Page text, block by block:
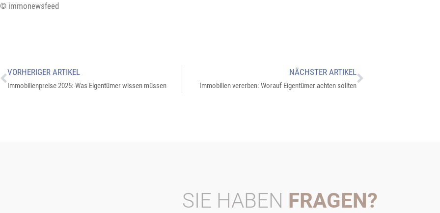
© immonewsfeed
VORHERIGER ARTIKEL
Immobilienpreise 2025: Was Eigentümer wissen müssen
NÄCHSTER ARTIKEL
Immobilien vererben: Worauf Eigentümer achten sollten
SIE HABEN FRAGEN?